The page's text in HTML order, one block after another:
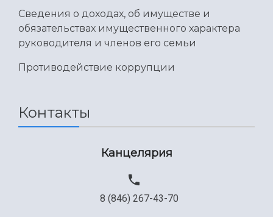
Сведения о доходах, об имуществе и
обязательствах имущественного характера
руководителя и членов его семьи
Противодействие коррупции
Контакты
Канцелярия
8 (846) 267-43-70